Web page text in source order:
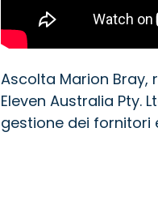
Ascolta Marion Bray,
Eleven Australia Pty.
gestione dei fornitori